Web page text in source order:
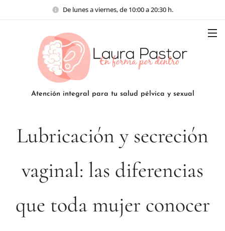
De lunes a viernes, de 10:00 a 20:30 h.
Atención integral para tu salud pélvica y sexual
Lubricación y secreción
vaginal: las diferencias
que toda mujer conocer